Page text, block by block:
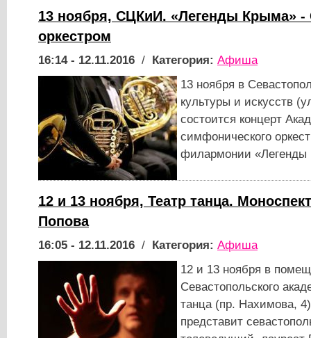
13 ноября, СЦКиИ. «Легенды Крыма» -
оркестром
16:14 - 12.11.2016 / Категория: Афиша
13 ноября в
культуры и искусств
состоится концерт
симфонического
филармонии
12 и 13 ноября, Театр танца.
Попова
16:05 - 12.11.2016 / Категория: Афиша
12 и 13 ноября в
Севастопольского
танца (пр. Нахимова,
представит